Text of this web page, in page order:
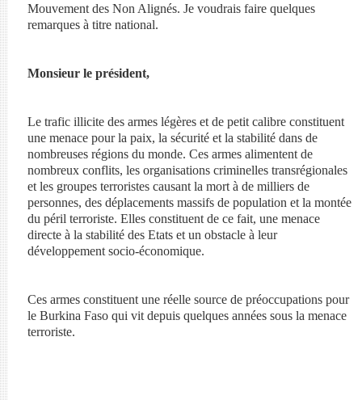
Mouvement des Non Alignés. Je voudrais faire quelques
remarques à titre national.
Monsieur le président,
Le trafic illicite des armes légères et de petit calibre constituent
une menace pour la paix, la sécurité et la stabilité dans de
nombreuses régions du monde. Ces armes alimentent de
nombreux conflits, les organisations criminelles transrégionales
et les groupes terroristes causant la mort à de milliers de
personnes, des déplacements massifs de population et la montée
du péril terroriste. Elles constituent de ce fait, une menace
directe à la stabilité des Etats et un obstacle à leur
développement socio-économique.
Ces armes constituent une réelle source de préoccupations pour
le Burkina Faso qui vit depuis quelques années sous la menace
terroriste.